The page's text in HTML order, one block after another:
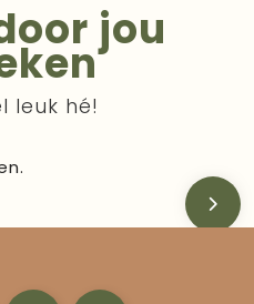
jou
leuk hé!